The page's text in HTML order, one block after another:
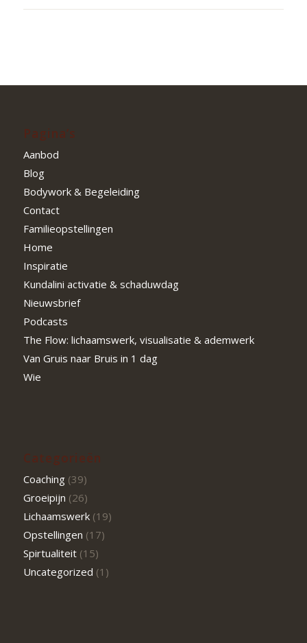
Pagina’s
Aanbod
Blog
Bodywork & Begeleiding
Contact
Familieopstellingen
Home
Inspiratie
Kundalini activatie & schaduwdag
Nieuwsbrief
Podcasts
The Flow: lichaamswerk, visualisatie & ademwerk
Van Gruis naar Bruis in 1 dag
Wie
Categorieën
Coaching(39)
Groeipijn (26)
Lichaamswerk(19)
Opstellingen (17)
Spirtualiteit(15)
Uncategorized (1)